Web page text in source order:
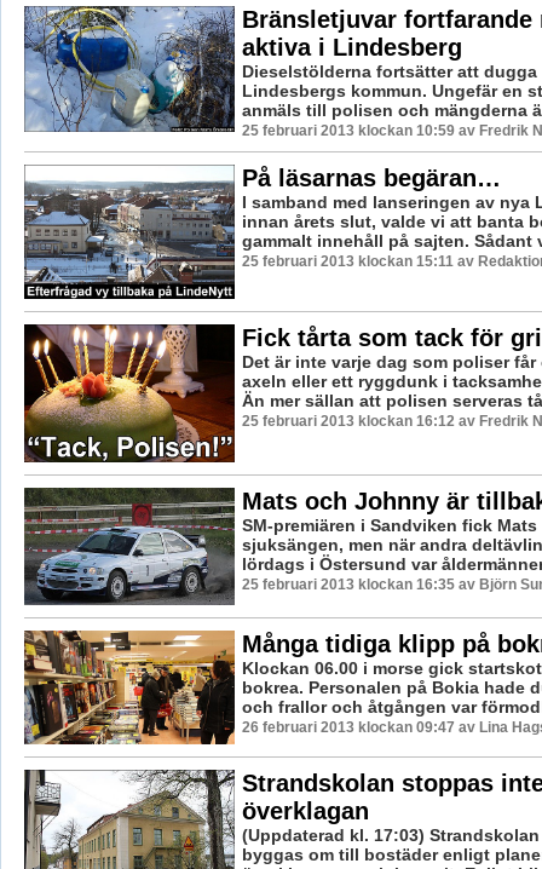
Bränsletjuvar fortfarande
aktiva i Lindesberg
Dieselstölderna fortsätter att dugga
Lindesbergs kommun. Ungefär en
anmäls till polisen och mängderna
25 februari 2013 klockan 10:59 av Fredrik
På läsarnas begäran…
I samband med lanseringen av nya
innan årets slut, valde vi att banta
gammalt innehåll på sajten. Sådant
25 februari 2013 klockan 15:11 av
Fick tårta som tack för
Det är inte varje dag som poliser får
axeln eller ett ryggdunk i
Än mer sällan att polisen serveras
25 februari 2013 klockan 16:12 av Fredrik
Mats och Johnny är
SM-premiären i Sandviken fick
sjuksängen, men när andra
lördags i Östersund var
25 februari 2013 klockan 16:35 av Björn
Många tidiga klipp på
Klockan 06.00 i morse gick
bokrea. Personalen på Bokia hade
och frallor och åtgången var
26 februari 2013 klockan 09:47 av Lina
Strandskolan stoppas
överklagan
(Uppdaterad kl. 17:03)
byggas om till bostäder enligt